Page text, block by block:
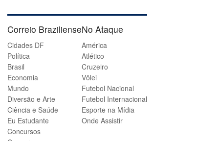
Correio Braziliense
Cidades DF
Política
Brasil
Economia
Mundo
Diversão e Arte
Ciência e Saúde
Eu Estudante
Concursos
No Ataque
América
Atlético
Cruzeiro
Vôlei
Futebol Nacional
Futebol Internacional
Esporte na Mídia
Onde Assistir